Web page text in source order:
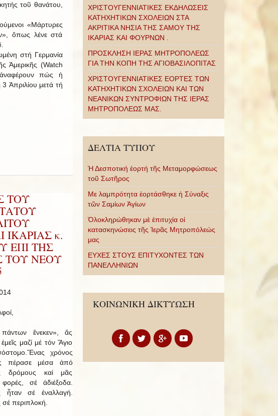
τοῦ θανάτου,
«Μάρτυρες
ὅπως λένε στά
στή Γερμανία
Ἀμερικῆς (Watch
πώς ἡ
Ἀπριλίου μετά τή
ΤΟΥ
κ.
ΕΠΙ ΤΗΣ
ΤΟΥ ΝΕΟΥ
ἕνεκεν», ἄς
μαζί μέ τόν Ἅγιο
χρόνος
πέρασε μέσα ἀπό
δρόμους καί μᾶς
σέ ἀδιέξοδα.
ἦταν σέ ἐναλλαγή.
περιπλοκή.
ΧΡΙΣΤΟΥΓΕΝΝΙΑΤΙΚΕΣ ΕΚΔΗΛΩΣΕΙΣ
ΚΑΤΗΧΗΤΙΚΩΝ ΣΧΟΛΕΙΩΝ ΣΤΑ
ΑΚΡΙΤΙΚΑ ΝΗΣΙΑ ΤΗΣ ΣΑΜΟΥ ΤΗΣ
ΙΚΑΡΙΑΣ ΚΑΙ ΦΟΥΡΝΩΝ .
ΠΡΟΣΚΛΗΣΗ ΙΕΡΑΣ ΜΗΤΡΟΠΟΛΕΩΣ
ΓΙΑ ΤΗΝ ΚΟΠΗ ΤΗΣ ΑΓΙΟΒΑΣΙΛΟΠΙΤΑΣ
ΧΡΙΣΤΟΥΓΕΝΝΙΑΤΙΚΕΣ ΕΟΡΤΕΣ ΤΩΝ
ΚΑΤΗΧΗΤΙΚΩΝ ΣΧΟΛΕΙΩΝ ΚΑΙ ΤΩΝ
ΝΕΑΝΙΚΩΝ ΣΥΝΤΡΟΦΙΩΝ ΤΗΣ ΙΕΡΑΣ
ΜΗΤΡΟΠΟΛΕΩΣ ΜΑΣ.
ΔΕΛΤΙΑ ΤΥΠΟΥ
Ἡ Δεσποτική ἑορτή τῆς Μεταμορφώσεως
τοῦ Σωτῆρος
Με λαμπρότητα ἑορτάσθηκε ἡ Σύναξις
τῶν Σαμίων Ἁγίων
Ὁλοκληρώθηκαν μὲ ἐπιτυχία οἱ
κατασκηνώσεις τῆς Ἱερᾶς Μητροπόλεώς
μας
ΕΥΧΕΣ ΣΤΟΥΣ ΕΠΙΤΥΧΟΝΤΕΣ ΤΩΝ
ΠΑΝΕΛΛΗΝΙΩΝ
ΚΟΙΝΩΝΙΚΗ ΔΙΚΤΥΩΣΗ